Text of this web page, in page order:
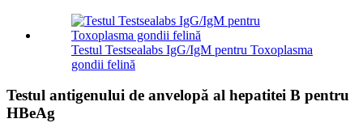
Testul Testsealabs IgG/IgM pentru Toxoplasma
gondii felină
Testul antigenului de anvelopă al hepatitei B pentru
HBeAg